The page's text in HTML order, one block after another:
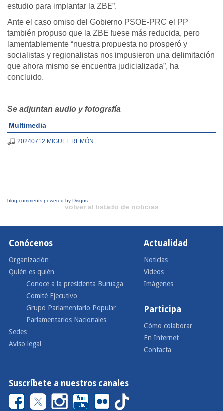
estudio para implantar la ZBE”.
Ante el caso omiso del Gobierno PSOE-PRC el PP
también propuso que la ZBE fuese más reducida, pero
lamentablemente “nuestra propuesta no prosperó y
socialistas y regionalistas nos impusieron una delimitación
que ahora mismo se encuentra judicializada”, ha
concluido.
Se adjuntan audio y fotografía
Multimedia
20240712 MIGUEL REMÓN
blog comments powered by Disqus
volver al listado de noticias
Conócenos
Organización
Quién es quién
Conoce a la presidenta Buruaga
Comité Ejecutivo
Grupo Parlamentario Popular
Parlamentarios Nacionales
Sedes
Aviso legal
Actualidad
Noticias
Vídeos
Imágenes
Participa
Cómo colaborar
En Internet
Contacta
Suscríbete a nuestros canales